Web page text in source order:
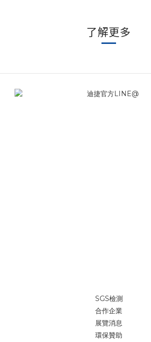
了解更多
SGS檢測
合作企業
展覽消息
環保贊助